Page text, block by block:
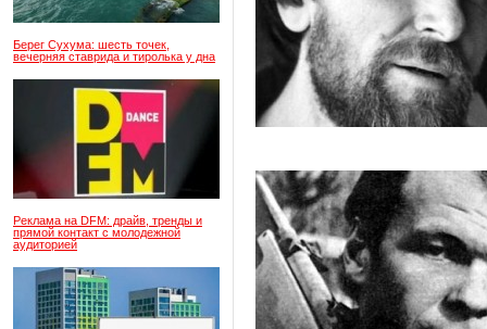
Берег Сухума: шесть точек,
вечерняя ставрида и тиролька у дна
Реклама на DFM: драйв, тренды и
прямой контакт с молодежной
аудиторией